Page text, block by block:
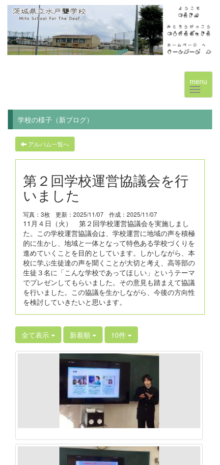
menu
学校の様子（新ブログ）
アルバム一覧へ
第２回学校運営協議会を行
いました
写真：3枚 更新：2025/11/07 作成：2025/11/07
11月４日（火） 第２回学校運営協議会を実施しまし
た。この学校運営協議会は、学校運営に地域の声を積極
的に生かし、地域と一体となって特色ある学校づくりを
進めていくことを目的としています。しかしながら、本
校に学ぶ生徒達の声を聞くことが大切と考え、高等部の
生徒３名に「こんな学校であってほしい」というテーマ
でプレゼンしてもらいました。その意見も踏まえて協議
を行いました。この協議を生かしながら、今後の方向性
を検討していきたいと思います。
全て表示 新着順 10件